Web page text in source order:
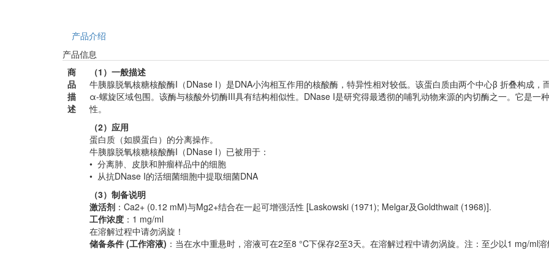
产品介绍
产品信息
商
品
描
述
（1）一般描述
牛胰腺脱氧核糖核酸酶I（DNase I）是DNA小沟相互作用的核酸酶，特异性相对较低。该蛋白质由两个中心β 折叠构成
α-螺旋区域包围。该酶与核酸外切酶III具有结构相似性。DNase I是研究得最透彻的哺乳动物来源的内切酶之一。它是一
性。
（2）应用
蛋白质（如膜蛋白）的分离操作。
牛胰腺脱氧核糖核酸酶I（DNase I）已被用于：
• 分离肺、皮肤和肿瘤样品中的细胞
• 从抗DNase I的活细菌细胞中提取细菌DNA
（3）制备说明
激活剂 ：Ca2+ (0.12 mM)与Mg2+结合在一起可增强活性 [Laskowski (1971); Melgar及Goldthwait (1968)].
工作浓度 ：1 mg/ml
在溶解过程中请勿涡旋！
储备条件 (工作溶液) ：当在水中重悬时，溶液可在2至8 °C下保存2至3天。在溶解过程中请勿涡旋。注：至少以1 mg/ml